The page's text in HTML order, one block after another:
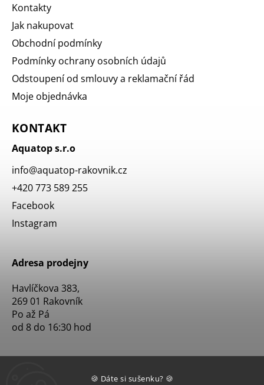
🍪 Dáte si sušenku? 🍪
Kontakty
Jak nakupovat
Obchodní podmínky
Podmínky ochrany osobních údajů
Odstoupení od smlouvy a reklamační řád
Moje objednávka
KONTAKT
Aquatop s.r.o
info@aquatop-rakovnik.cz
+420 773 589 255
Facebook
Instagram
Adresa prodejny
Havlíčkova 383,
269 01 Rakovník
Po až Pá
od 8 do 16:30 hod